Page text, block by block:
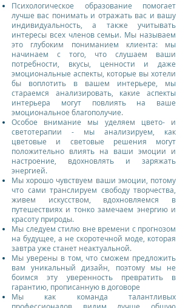
Психологическое образование помогает
лучше вас понимать и отражать вас и вашу
индивидуальность, а также учитывать
интересы всех членов семьи. Мы называем
это глубоким пониманием клиента: мы
начинаем с того, что слушаем ваши
потребности, вкусы, ценности и даже
эмоциональные аспекты, которые вы хотели
бы воплотить в вашем интерьере, мы
стараемся анализировать, какие аспекты
интерьера могут повлиять на ваше
эмоциональное благополучие.
Особое внимание мы уделяем цвето- и
светотерапии - мы анализируем, как
цветовые и световые решения могут
положительно влиять на ваши эмоции и
настроение, вдохновлять и заряжать
энергией.
Мы хорошо чувствуем ваши эмоции, потому
что сами транслируем свободу творчества,
живем искусством, вдохновляемся в
путешествиях и тонко замечаем энергию и
красоту природы.
Мы следуем стилю вне времени с прогнозом
на будущее, а не скоротечной моде, которая
завтра уже станет неактуальной.
Мы уверены в том, что сможем предложить
вам уникальный дизайн, поэтому мы не
боимся эту уверенность превратить в
гарантию, прописанную в договоре
Мы как команда талантливых